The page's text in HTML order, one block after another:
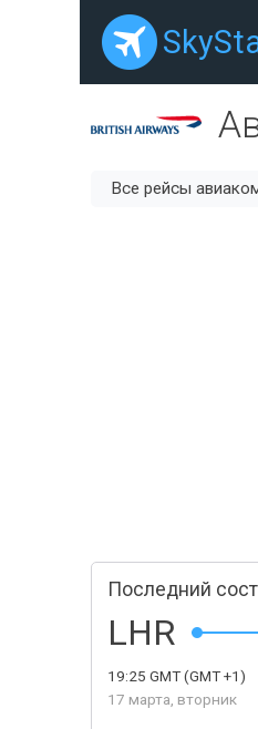
Все рейсы
Последний
LHR
19:25 GMT(GMT +1)
17 марта, вторник